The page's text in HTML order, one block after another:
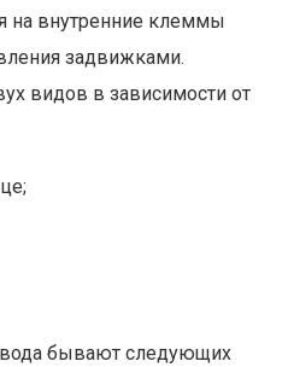
на внутренние клеммы
задвижками.
видов в зависимости от
бывают следующих